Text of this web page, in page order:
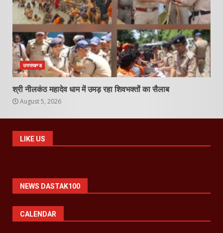
उत्तराखण्ड
श्री नीलकंठ महादेव धाम में उमड़ रहा शिवभक्तों का सैलाब
August 5, 2026
LIKE US
NEWS DASTAK100
CALENDAR